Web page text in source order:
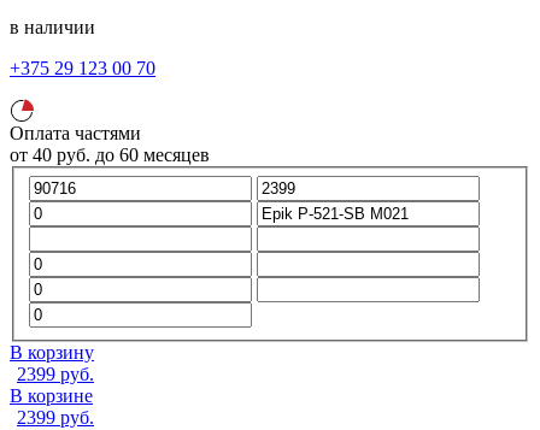
в наличии
+375 29 123 00 70
Оплата частями
от 40 руб. до 60 месяцев
В корзину
2399 руб.
В корзине
2399 руб.